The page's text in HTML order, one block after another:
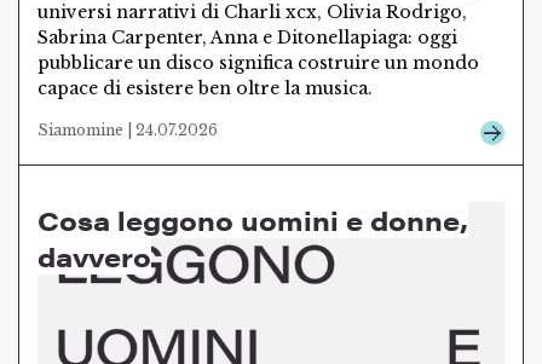
universi narrativi di Charli xcx, Olivia Rodrigo,
Sabrina Carpenter, Anna e Ditonellapiaga: oggi
pubblicare un disco significa costruire un mondo
capace di esistere ben oltre la musica.
Siamomine | 24.07.2026
Cosa leggono uomini e donne,
davvero